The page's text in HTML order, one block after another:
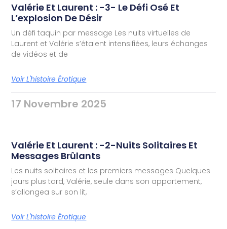
Valérie Et Laurent : -3- Le Défi Osé Et
L’explosion De Désir
Un défi taquin par message Les nuits virtuelles de
Laurent et Valérie s’étaient intensifiées, leurs échanges
de vidéos et de
Voir L'histoire Érotique
17 Novembre 2025
Valérie Et Laurent : -2-Nuits Solitaires Et
Messages Brûlants
Les nuits solitaires et les premiers messages Quelques
jours plus tard, Valérie, seule dans son appartement,
s’allongea sur son lit,
Voir L'histoire Érotique